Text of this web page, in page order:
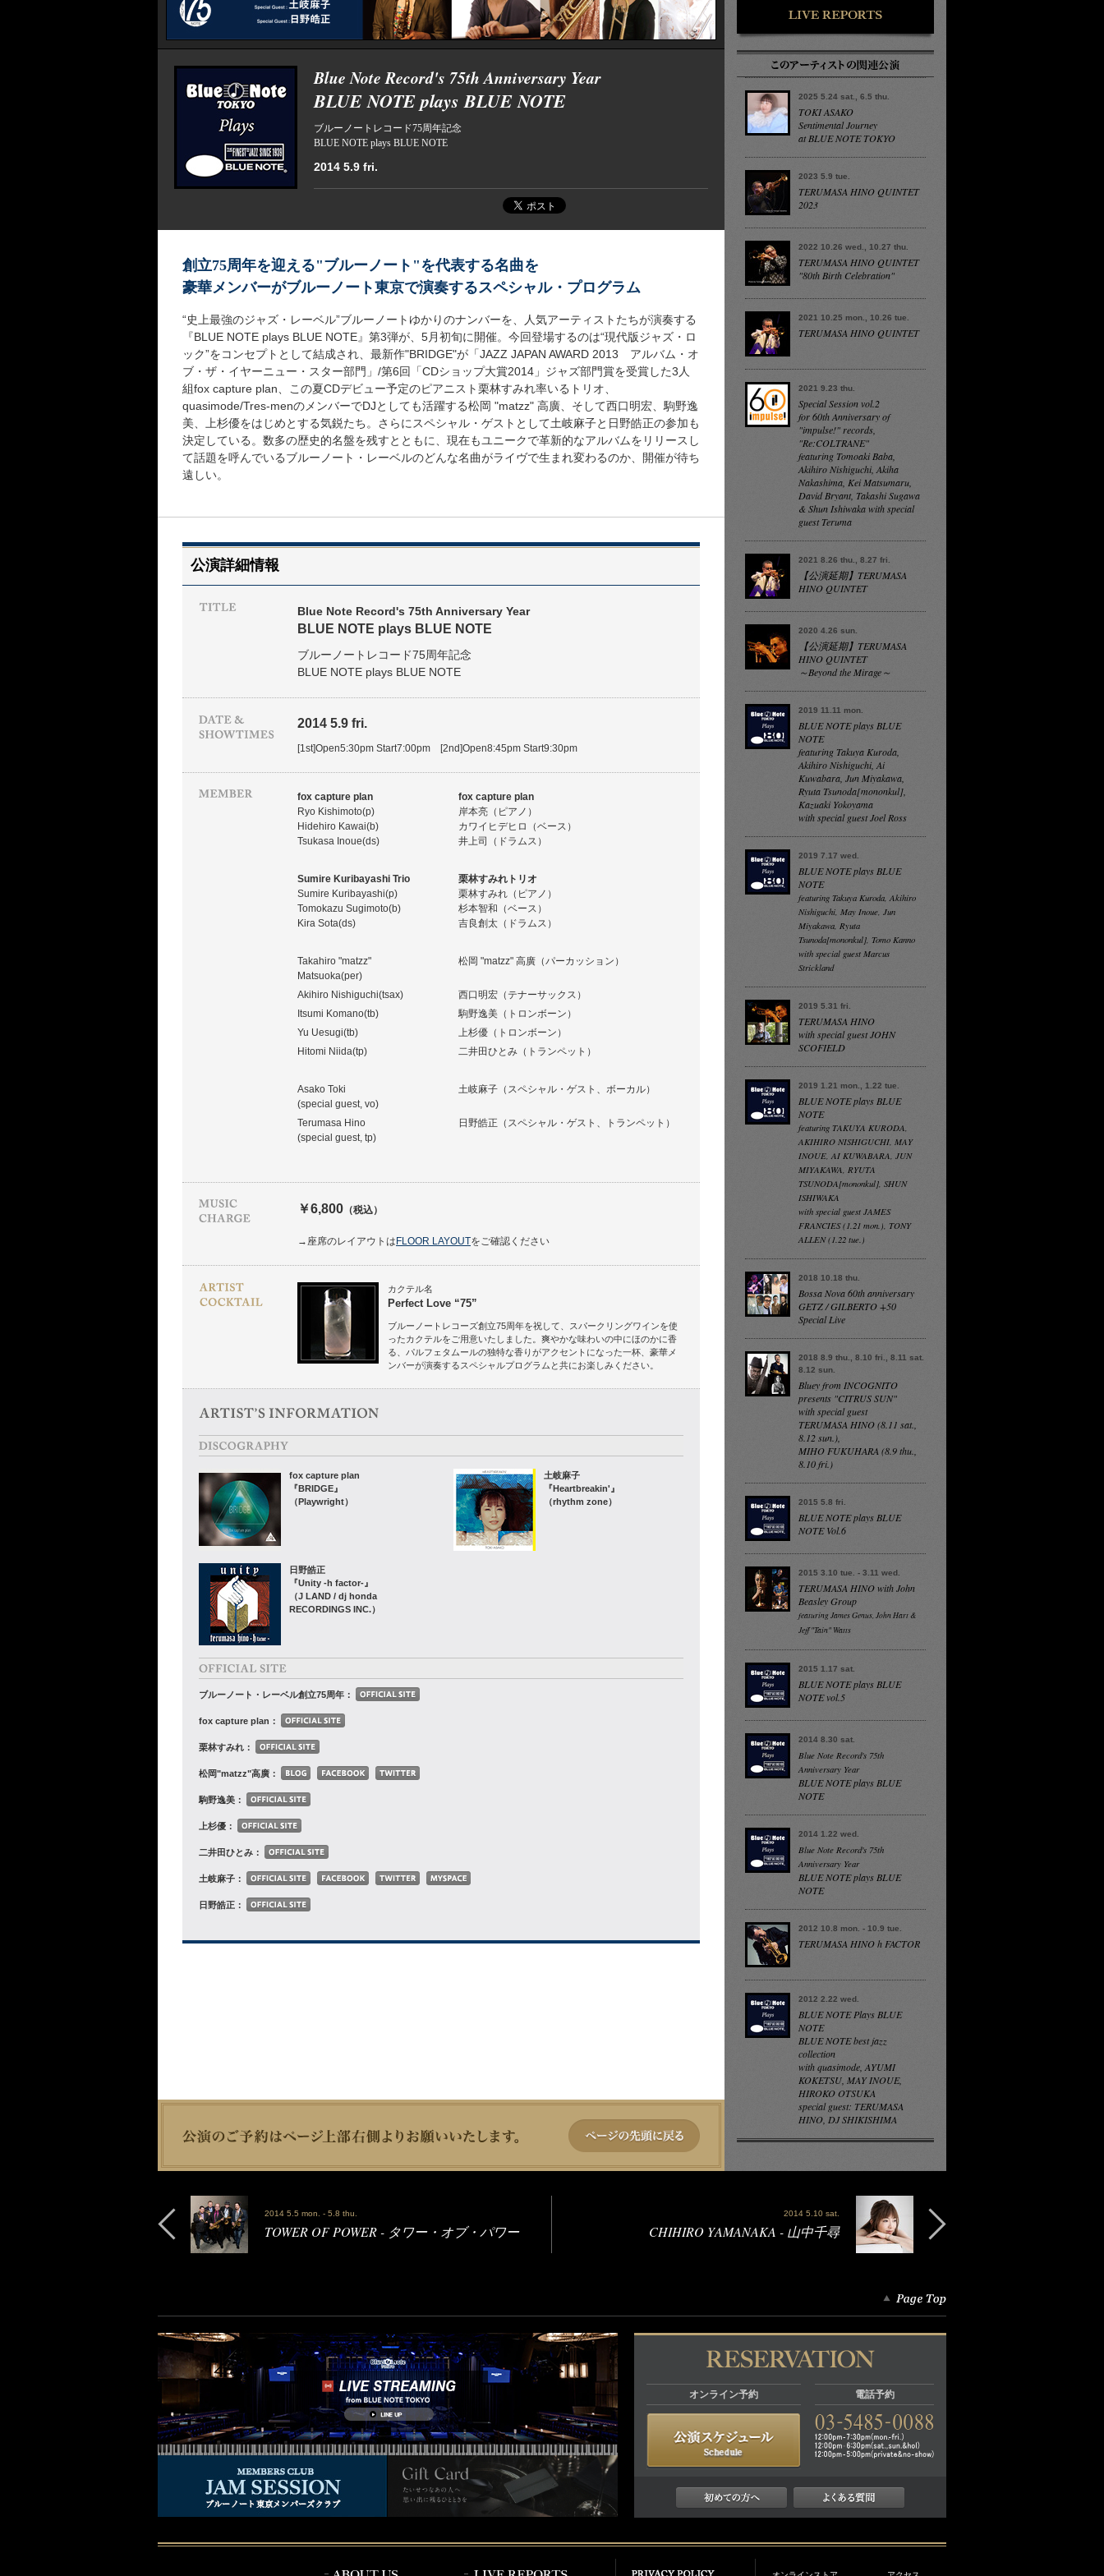
Blue Note Record's 75th Anniversary Year
BLUE NOTE plays BLUE NOTE
ブルーノートレコード75周年記念
BLUE NOTE plays BLUE NOTE
2014 5.9 fri.
創立75周年を迎える"ブルーノート"を代表する名曲を
豪華メンバーがブルーノート東京で演奏するスペシャル・プログラム
“史上最強のジャズ・レーベル”ブルーノートゆかりのナンバーを、人気アーティストたちが演奏する
『BLUE NOTE plays BLUE NOTE』第3弾が、5月初旬に開催。今回登場するのは“現代版ジャズ・ロ
ック”をコンセプトとして結成され、最新作"BRIDGE"が「JAZZ JAPAN AWARD 2013 アルバム・オ
ブ・ザ・イヤーニュー・スター部門」/第6回「CDショップ大賞2014」ジャズ部門賞を受賞した3人
組fox capture plan、この夏CDデビュー予定のピアニスト栗林すみれ率いるトリオ、
quasimode/Tres-menのメンバーでDJとしても活躍する松岡 "matzz" 高廣、そして西口明宏、駒野逸
美、上杉優をはじめとする気鋭たち。さらにスペシャル・ゲストとして土岐麻子と日野皓正の参加も
決定している。数多の歴史的名盤を残すとともに、現在もユニークで革新的なアルバムをリリースし
て話題を呼んでいるブルーノート・レーベルのどんな名曲がライヴで生まれ変わるのか、開催が待ち
遠しい。
公演詳細情報
Blue Note Record's 75th Anniversary Year
BLUE NOTE plays BLUE NOTE
ブルーノートレコード75周年記念
BLUE NOTE plays BLUE NOTE
2014 5.9 fri.
[1st]Open5:30pm Start7:00pm [2nd]Open8:45pm Start9:30pm
fox capture plan
Ryo Kishimoto(p)
Hidehiro Kawai(b)
Tsukasa Inoue(ds)
fox capture plan
岸本亮（ピアノ）
カワイヒデヒロ（ベース）
井上司（ドラムス）
Sumire Kuribayashi Trio
Sumire Kuribayashi(p)
Tomokazu Sugimoto(b)
Kira Sota(ds)
栗林すみれトリオ
栗林すみれ（ピアノ）
杉本智和（ベース）
吉良創太（ドラムス）
Takahiro "matzz"
Matsuoka(per)
松岡 "matzz" 高廣（パーカッション）
Akihiro Nishiguchi(tsax)
西口明宏（テナーサックス）
Itsumi Komano(tb)
駒野逸美（トロンボーン）
Yu Uesugi(tb)
上杉優（トロンボーン）
Hitomi Niida(tp)
二井田ひとみ（トランペット）
Asako Toki
(special guest, vo)
土岐麻子（スペシャル・ゲスト、ボーカル）
Terumasa Hino
(special guest, tp)
日野皓正（スペシャル・ゲスト、トランペット）
￥6,800 （税込）
→座席のレイアウトは FLOOR LAYOUTをご確認ください
カクテル名
Perfect Love “75”
ブルーノートレコーズ創立75周年を祝して、スパークリングワインを使
ったカクテルをご用意いたしました。爽やかな味わいの中にほのかに香
る、パルフェタムールの独特な香りがアクセントになった一杯、豪華メ
ンバーが演奏するスペシャルプログラムと共にお楽しみください。
fox capture plan
『BRIDGE』
（Playwright）
土岐麻子
『Heartbreakin'』
（rhythm zone）
日野皓正
『Unity -h factor-』
（J LAND / dj honda
RECORDINGS INC.）
ブルーノート・レーベル創立75周年：
fox capture plan：
栗林すみれ：
松岡"matzz"高廣：
駒野逸美：
上杉優：
二井田ひとみ：
土岐麻子：
日野皓正：
2025 5.24 sat., 6.5 thu.
TOKI ASAKO
Sentimental Journey
at BLUE NOTE TOKYO
2023 5.9 tue.
TERUMASA HINO QUINTET
2023
2022 10.26 wed., 10.27 thu.
TERUMASA HINO QUINTET
"80th Birth Celebration"
2021 10.25 mon., 10.26 tue.
TERUMASA HINO QUINTET
2021 9.23 thu.
Special Session vol.2
for 60th Anniversary of
"impulse!" records,
"Re:COLTRANE"
featuring Tomoaki Baba,
Akihiro Nishiguchi, Akiha
Nakashima, Kei Matsumaru,
David Bryant, Takashi Sugawa
& Shun Ishiwaka with special
guest Teruma
2021 8.26 thu., 8.27 fri.
【公演延期】TERUMASA
HINO QUINTET
2020 4.26 sun.
【公演延期】TERUMASA
HINO QUINTET
～Beyond the Mirage～
2019 11.11 mon.
BLUE NOTE plays BLUE
NOTE
featuring Takuya Kuroda,
Akihiro Nishiguchi, Ai
Kuwabara, Jun Miyakawa,
Ryuta Tsunoda[mononkul],
Kazuaki Yokoyama
with special guest Joel Ross
2019 7.17 wed.
BLUE NOTE plays BLUE
NOTE
featuring Takuya Kuroda, Akihiro
Nishiguchi, May Inoue, Jun
Miyakawa, Ryuta
Tsunoda[mononkul], Tomo Kanno
with special guest Marcus
Strickland
2019 5.31 fri.
TERUMASA HINO
with special guest JOHN
SCOFIELD
2019 1.21 mon., 1.22 tue.
BLUE NOTE plays BLUE
NOTE
featuring TAKUYA KURODA,
AKIHIRO NISHIGUCHI, MAY
INOUE, AI KUWABARA, JUN
MIYAKAWA, RYUTA
TSUNODA[mononkul], SHUN
ISHIWAKA
with special guest JAMES
FRANCIES (1.21 mon.), TONY
ALLEN (1.22 tue.)
2018 10.18 thu.
Bossa Nova 60th anniversary
GETZ / GILBERTO +50
Special Live
2018 8.9 thu., 8.10 fri., 8.11 sat.
8.12 sun.
Bluey from INCOGNITO
presents "CITRUS SUN"
with special guest
TERUMASA HINO (8.11 sat.,
8.12 sun.),
MIHO FUKUHARA (8.9 thu.,
8.10 fri.)
2015 5.8 fri.
BLUE NOTE plays BLUE
NOTE Vol.6
2015 3.10 tue. - 3.11 wed.
TERUMASA HINO with John
Beasley Group
featuring James Genus, John Hart &
Jeff "Tain" Watts
2015 1.17 sat.
BLUE NOTE plays BLUE
NOTE vol.5
2014 8.30 sat.
Blue Note Record's 75th
Anniversary Year
BLUE NOTE plays BLUE
NOTE
2014 1.22 wed.
Blue Note Record's 75th
Anniversary Year
BLUE NOTE plays BLUE
NOTE
2012 10.8 mon. - 10.9 tue.
TERUMASA HINO h FACTOR
2012 2.22 wed.
BLUE NOTE Plays BLUE
NOTE
BLUE NOTE best jazz
collection
with quasimode, AYUMI
KOKETSU, MAY INOUE,
HIROKO OTSUKA
special guest: TERUMASA
HINO, DJ SHIKISHIMA
2014 5.5 mon. - 5.8 thu.
TOWER OF POWER - タワー・オブ・パワー
2014 5.10 sat.
CHIHIRO YAMANAKA - 山中千尋
オンライン予約 電話予約